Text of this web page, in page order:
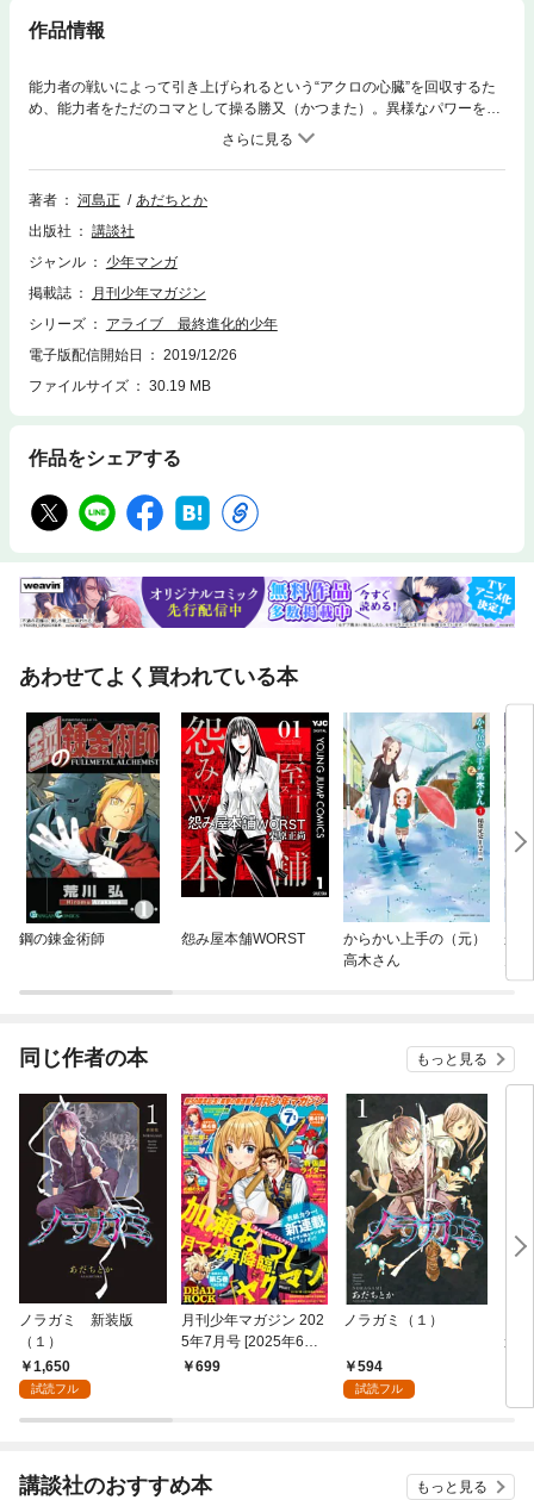
作品情報
能力者の戦いによって引き上げられるという“アクロの心臓”を回収するた
め、能力者をただのコマとして操る勝又（かつまた）。異様なパワーを放
つ霊威の湖での死闘、しだいに正気を失っていく彼ら――。そして、負の
自分を認めてしまった太輔（たいすけ）の、秘められていた能力がついに
目覚めた！ 空っぽの器となった広瀬（ひろせ）の心と、強大な太輔の力
によって、“アクロの心臓”が姿を現す!!
著者 河島正
あだちとか
出版社
講談社
ジャンル
少年マンガ
掲載誌
月刊少年マガジン
シリーズ
アライブ 最終進化的少年
電子版配信開始日
2019/12/26
ファイルサイズ
30.19 MB
作品をシェアする
あわせてよく買われている本
鋼の錬金術師 怨み屋本舗WORST
からかい上手の（元）
高木さん
か
同じ作者の本 もっと見る
ノラガミ 新装版
（１）
1,650
試読フル
月刊少年マガジン 202
5年7月号 [2025年6月6
日発売]
699
ノラガミ（１）
594
試読フル
遺
講談社のおすすめ本 もっと見る